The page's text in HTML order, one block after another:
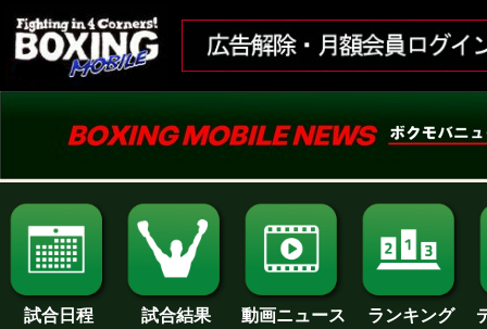
試合日程 試合結果 動画ニュース ランキング